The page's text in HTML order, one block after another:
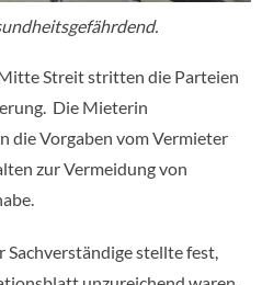
Streit stritten die Parteien
Die Mieterin
die Vorgaben vom Vermieter
zur Vermeidung von
stellte fest,